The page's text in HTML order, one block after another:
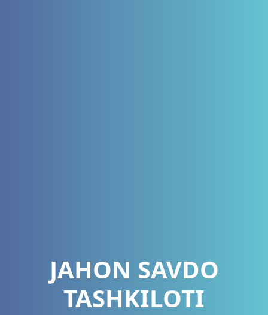
JAHON SAVDO
TASHKILOTI